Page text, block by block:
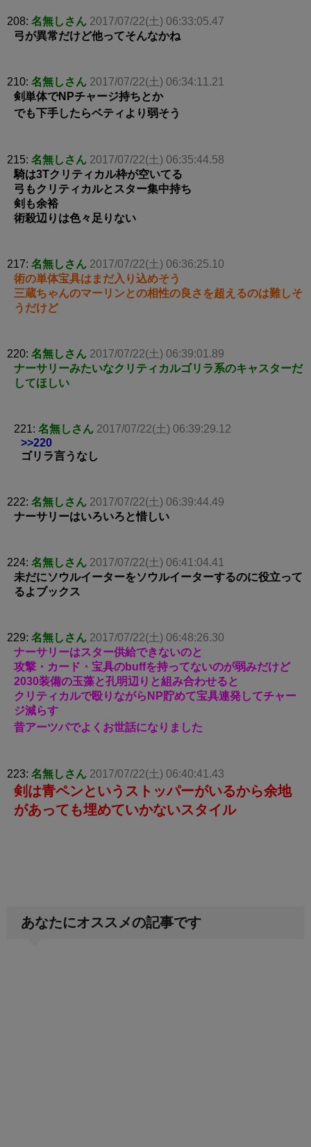
208: 名無しさん 2017/07/22(土) 06:33:05.47
弓が異常だけど他ってそんなかね
210: 名無しさん 2017/07/22(土) 06:34:11.21
剣単体でNPチャージ持ちとか
でも下手したらベティより弱そう
215: 名無しさん 2017/07/22(土) 06:35:44.58
騎は3Tクリティカル枠が空いてる
弓もクリティカルとスター集中持ち
剣も余裕
術殺辺りは色々足りない
217: 名無しさん 2017/07/22(土) 06:36:25.10
術の単体宝具はまだ入り込めそう
三蔵ちゃんのマーリンとの相性の良さを超えるのは難しそ
うだけど
220: 名無しさん 2017/07/22(土) 06:39:01.89
ナーサリーみたいなクリティカルゴリラ系のキャスターだ
してほしい
221: 名無しさん 2017/07/22(土) 06:39:29.12
>>220
ゴリラ言うなし
222: 名無しさん 2017/07/22(土) 06:39:44.49
ナーサリーはいろいろと惜しい
224: 名無しさん 2017/07/22(土) 06:41:04.41
未だにソウルイーターをソウルイーターするのに役立って
るよブックス
229: 名無しさん 2017/07/22(土) 06:48:26.30
ナーサリーはスター供給できないのと
攻撃・カード・宝具のbuffを持ってないのが弱みだけど
2030装備の玉藻と孔明辺りと組み合わせると
クリティカルで殴りながらNP貯めて宝具連発してチャー
ジ減らす
昔アーツパでよくお世話になりました
223: 名無しさん 2017/07/22(土) 06:40:41.43
剣は青ペンというストッパーがいるから余地
があっても埋めていかないスタイル
あなたにオススメの記事です